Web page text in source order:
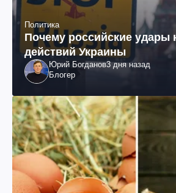
Политика
Почему российские удары
действий Украины
Юрий Богданов3 дня назад
Блогер